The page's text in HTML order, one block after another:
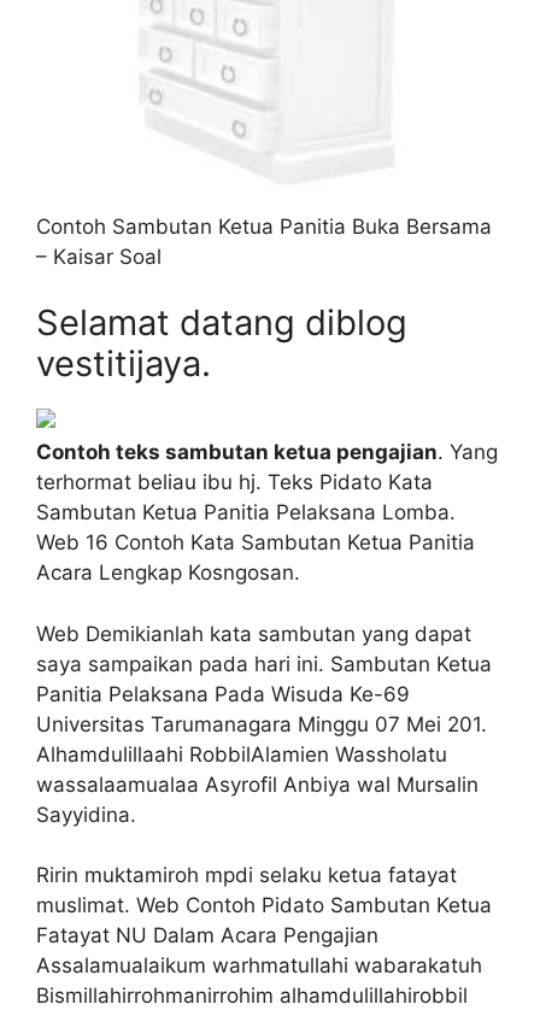
Contoh Sambutan Ketua Panitia Buka Bersama
– Kaisar Soal
Selamat datang diblog
vestitijaya.
Contoh teks sambutan ketua pengajian. Yang
terhormat beliau ibu hj. Teks Pidato Kata
Sambutan Ketua Panitia Pelaksana Lomba.
Web 16 Contoh Kata Sambutan Ketua Panitia
Acara Lengkap Kosngosan.
Web Demikianlah kata sambutan yang dapat
saya sampaikan pada hari ini. Sambutan Ketua
Panitia Pelaksana Pada Wisuda Ke-69
Universitas Tarumanagara Minggu 07 Mei 201.
Alhamdulillaahi RobbilAlamien Wassholatu
wassalaamualaa Asyrofil Anbiya wal Mursalin
Sayyidina.
Ririn muktamiroh mpdi selaku ketua fatayat
muslimat. Web Contoh Pidato Sambutan Ketua
Fatayat NU Dalam Acara Pengajian
Assalamualaikum warhmatullahi wabarakatuh
Bismillahirrohmanirrohim alhamdulillahirobbil